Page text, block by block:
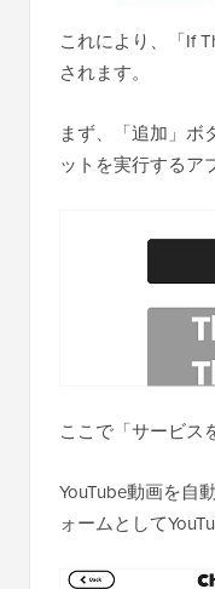
これにより、「If
されます。
まず、「追加」ボ
ットを実行するア
ここで「サービス
YouTube動画を自
ォームとして